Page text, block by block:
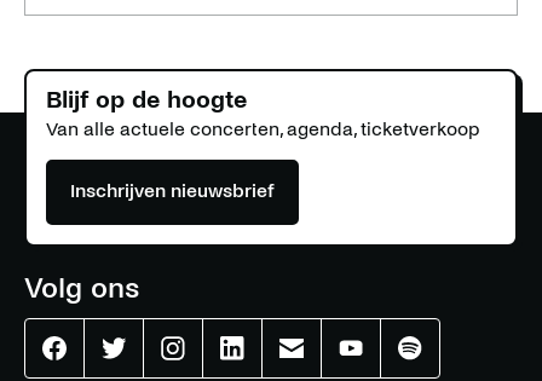
Blijf op de hoogte
Van alle actuele concerten, agenda, ticketverkoop
Inschrijven nieuwsbrief
Volg ons
EffenaarEffenaarEffenaarEffenaarEffenaarEffenaarEffenaar